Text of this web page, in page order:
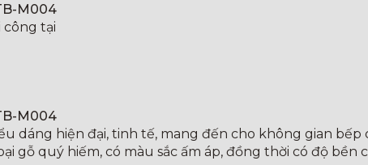
M004
tại
M004
dáng hiện đại, tinh tế, mang đến cho không gian
gỗ quý hiếm, có màu sắc ấm áp, đồng thời có độ bền